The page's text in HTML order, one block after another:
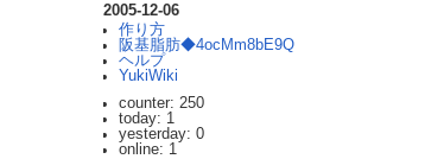
2005-12-06
作り方
阪基脂肪◆4ocMm8bE9Q
ヘルプ
YukiWiki
counter: 250
today: 1
yesterday: 0
online: 1